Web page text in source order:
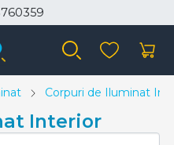
Corpuri de Iluminat
Interior